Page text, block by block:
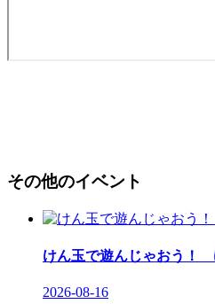
その他のイベント
けん玉で遊んじゃおう！
2026-08-16